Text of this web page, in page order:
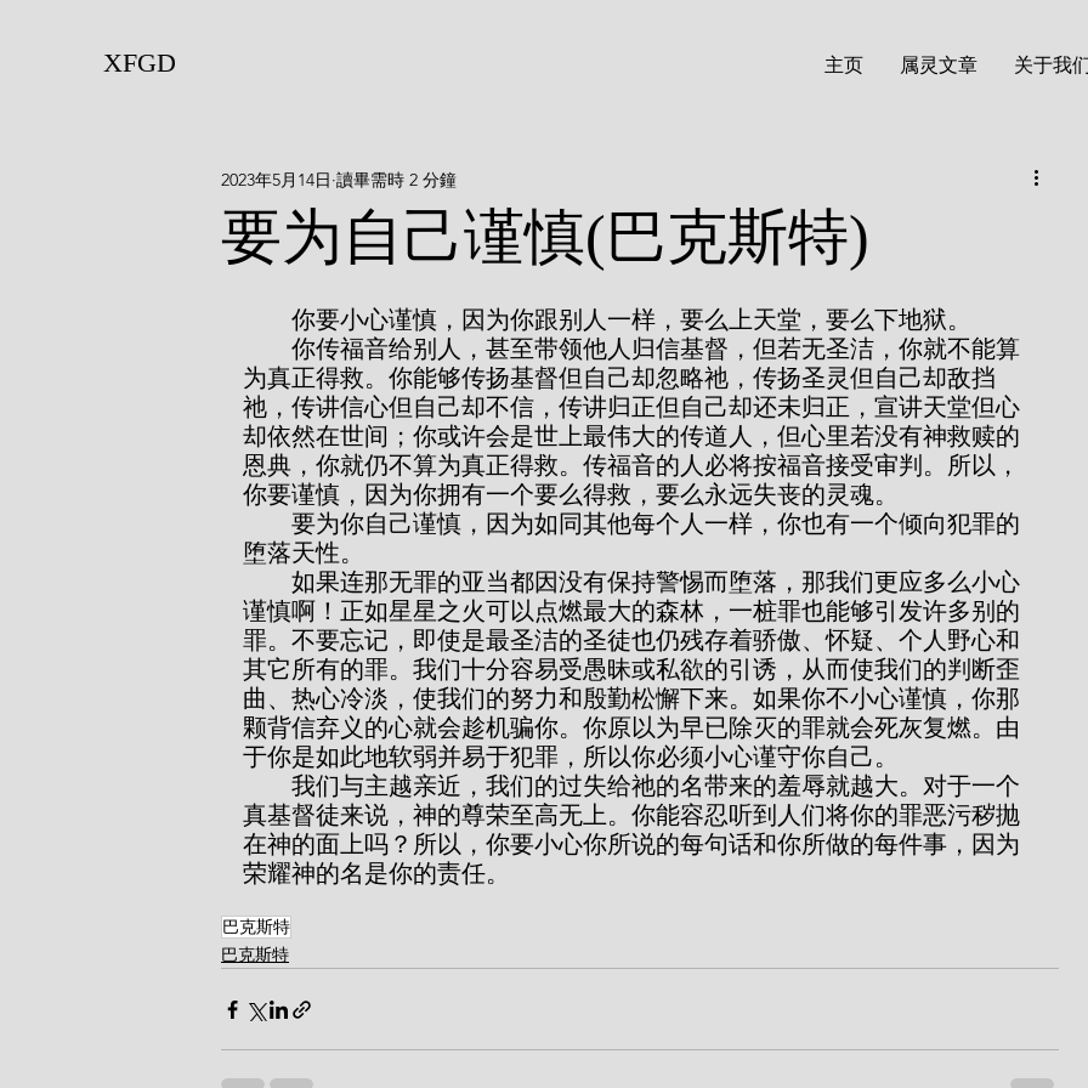
XFGD 主页 属灵文章 关于我
要为自己谨慎(巴克斯特)
2023年5月14日 讀畢需時 2 分鐘
        你要小心谨慎，因为你跟别人一样，要么上天堂，要么下地狱。
为真正得救。你能够传扬基督但自己却忽略祂，传扬圣灵但自己却敌挡
祂，传讲信心但自己却不信，传讲归正但自己却还未归正，宣讲天堂但心
却依然在世间；你或许会是世上最伟大的传道人，但心里若没有神救赎的
恩典，你就仍不算为真正得救。传福音的人必将按福音接受审判。所以，
你要谨慎，因为你拥有一个要么得救，要么永远失丧的灵魂。
堕落天性。
谨慎啊！正如星星之火可以点燃最大的森林，一桩罪也能够引发许多别的
罪。不要忘记，即使是最圣洁的圣徒也仍残存着骄傲、怀疑、个人野心和
其它所有的罪。我们十分容易受愚昧或私欲的引诱，从而使我们的判断歪
曲、热心冷淡，使我们的努力和殷勤松懈下来。如果你不小心谨慎，你那
颗背信弃义的心就会趁机骗你。你原以为早已除灭的罪就会死灰复燃。由
于你是如此地软弱并易于犯罪，所以你必须小心谨守你自己。
真基督徒来说，神的尊荣至高无上。你能容忍听到人们将你的罪恶污秽抛
在神的面上吗？所以，你要小心你所说的每句话和你所做的每件事，因为
荣耀神的名是你的责任。
巴克斯特
巴克斯特